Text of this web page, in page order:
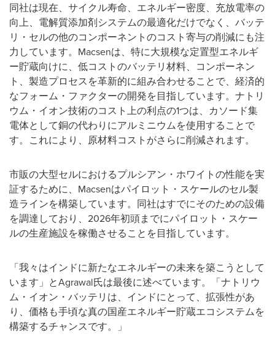
同社は現在、サイクル寿命、エネルギー密度、充放電率の
向上、電解質添加剤システムの最適化だけでなく、バッテ
リ・セルの他のコンポーネントのコスト寄与の削減にも注
力しています。Macsenは、特に大規模な定置型エネルギ
ー貯蔵向けに、低コストのバッテリ材料、コンポーネン
ト、製造プロセスを革新的に組み合わせることで、経済的
なフォーム・ファクターの開発を目指しています。ナトリ
ウム・イオン技術のコスト上の利点の1つは、カソード集
電体として銅の代わりにアルミニウムを使用することで
す。これにより、原材料コストがさらに削減されます。
市販の大型セルにおけるプルシアン・ホワイトの性能を実
証するために、Macsenはパイロット・スケールのセル製
造ラインを構築しています。同社はすでにそのための設備
を調達しており、2026年初頭までにパイロット・スケー
ルの生産施設を稼働させることを目指しています。
「我々はインドに新たなエネルギーの未来を築こうとして
います」とAgrawal氏は最後に述べています。「ナトリウ
ム・イオン・バッテリは、インドにとって、拡張性があ
り、価格も手頃な真の国産エネルギー貯蔵エコシステムを
構築するチャンスです。」